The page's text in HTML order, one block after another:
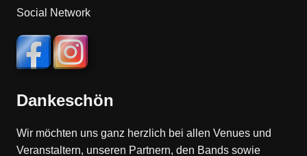
Social Network
Dankeschön
Wir möchten uns ganz herzlich bei allen Venues und
Veranstaltern, unseren Partnern, den Bands sowie